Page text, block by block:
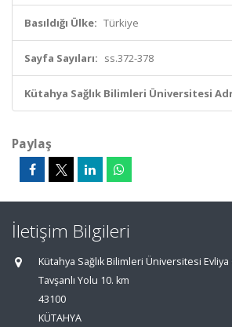
Basıldığı Ülke: Türkiye
Sayfa Sayıları: ss.372-378
Kütahya Sağlık Bilimleri Üniversitesi
Paylaş
İletişim Bilgileri
Kütahya Sağlık Bilimleri Üniversitesi
Tavşanlı Yolu 10. km
43100
KÜTAHYA